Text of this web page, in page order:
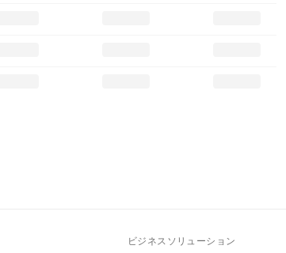
ビジネスソリューション